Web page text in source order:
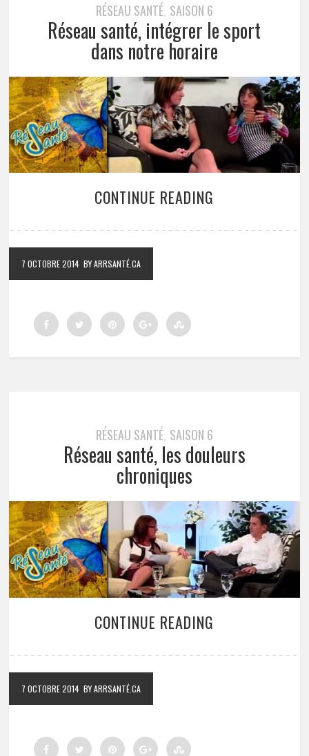
RÉSEAU SANTÉ, SAISON 6
Réseau santé, intégrer le sport
dans notre horaire
CONTINUE READING
7 OCTOBRE 2014 BY ARRSANTÉ.CA
RÉSEAU SANTÉ, SAISON 6
Réseau santé, les douleurs
chroniques
CONTINUE READING
7 OCTOBRE 2014 BY ARRSANTÉ.CA